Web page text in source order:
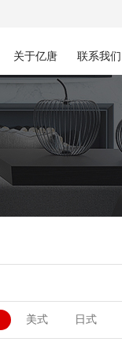
关于亿唐 联系我们
美式 日式